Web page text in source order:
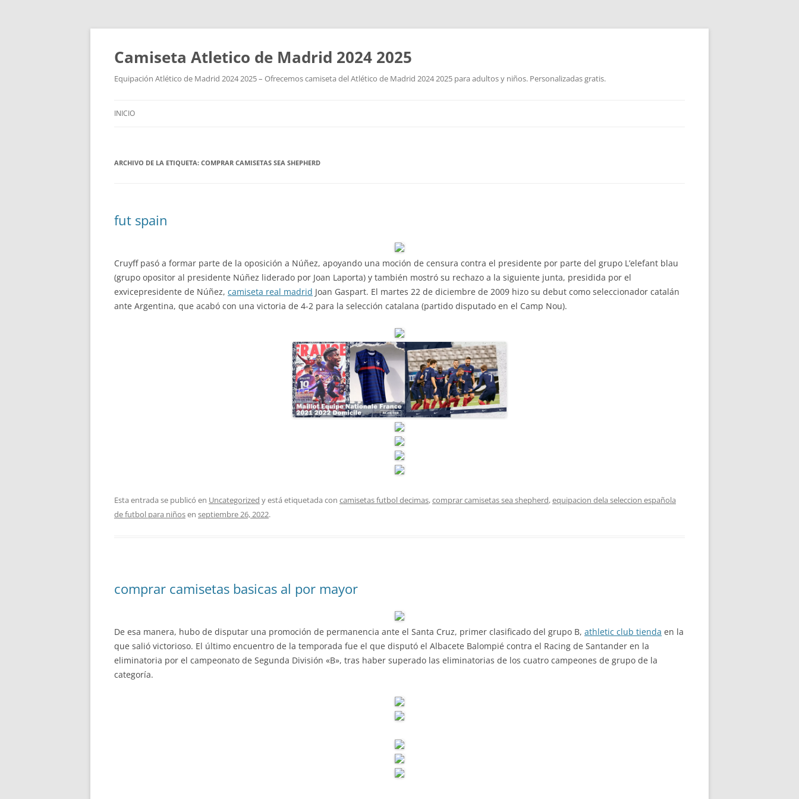
Camiseta Atletico de Madrid 2024 2025
Equipación Atlético de Madrid 2024 2025 – Ofrecemos camiseta del Atlético de Madrid 2024 2025 para adultos y niños. Personalizadas gratis.
INICIO
ARCHIVO DE LA ETIQUETA: COMPRAR CAMISETAS SEA SHEPHERD
fut spain
Cruyff pasó a formar parte de la oposición a Núñez, apoyando una moción de censura contra el presidente por parte del grupo L’elefant blau
(grupo opositor al presidente Núñez liderado por Joan Laporta) y también mostró su rechazo a la siguiente junta, presidida por el
exvicepresidente de Núñez, camiseta real madrid Joan Gaspart. El martes 22 de diciembre de 2009 hizo su debut como seleccionador catalán
ante Argentina, que acabó con una victoria de 4-2 para la selección catalana (partido disputado en el Camp Nou).
Esta entrada se publicó en Uncategorized y está etiquetada con camisetas futbol decimas,comprar camisetas sea shepherd,equipacion dela seleccion española
de futbol para niñosen septiembre 26, 2022.
comprar camisetas basicas al por mayor
De esa manera, hubo de disputar una promoción de permanencia ante el Santa Cruz, primer clasificado del grupo B, athletic club tienda en la
que salió victorioso. El último encuentro de la temporada fue el que disputó el Albacete Balompié contra el Racing de Santander en la
eliminatoria por el campeonato de Segunda División «B», tras haber superado las eliminatorias de los cuatro campeones de grupo de la
categoría.